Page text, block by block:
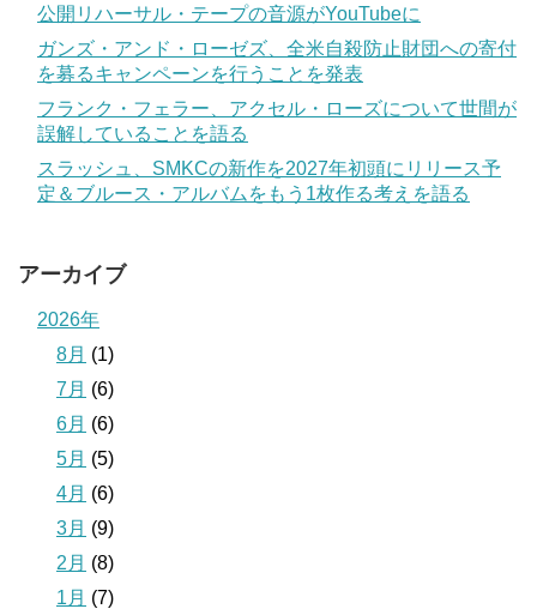
公開リハーサル・テープの音源がYouTubeに
ガンズ・アンド・ローゼズ、全米自殺防止財団への寄付
を募るキャンペーンを行うことを発表
フランク・フェラー、アクセル・ローズについて世間が
誤解していることを語る
スラッシュ、SMKCの新作を2027年初頭にリリース予
定＆ブルース・アルバムをもう1枚作る考えを語る
アーカイブ
2026年
8月 (1)
7月 (6)
6月 (6)
5月 (5)
4月 (6)
3月 (9)
2月 (8)
1月 (7)